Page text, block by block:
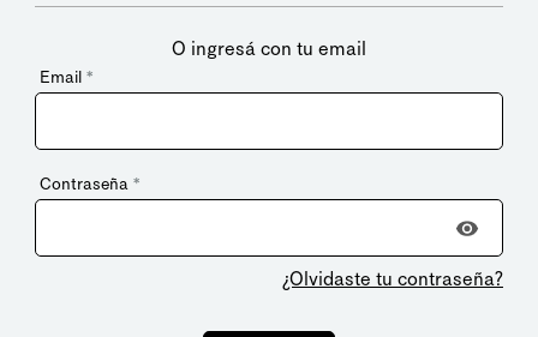
O ingresá con tu email
Email *
Contraseña *
¿Olvidaste tu contraseña?